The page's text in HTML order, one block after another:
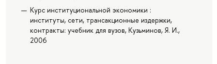
Курс институциональной экономики :
институты, сети, трансакционные издержки,
контракты: учебник для вузов, Кузьминов, Я. И.,
2006